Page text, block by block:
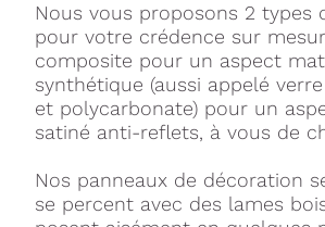
Nous vous proposons 2 types
pour votre crédence sur
composite pour un aspect
synthétique (aussi appelé
et polycarbonate) pour un
satiné anti-reflets, à vous de
Nos panneaux de décoration
se percent avec des lames